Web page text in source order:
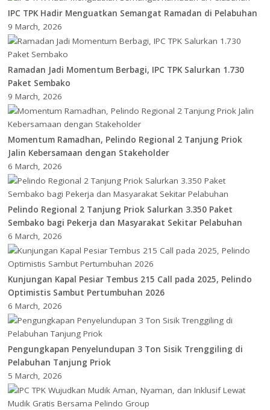
IPC TPK Hadir Menguatkan Semangat Ramadan di Pelabuhan
9 March, 2026
Ramadan Jadi Momentum Berbagi, IPC TPK Salurkan 1.730
Paket Sembako
9 March, 2026
Momentum Ramadhan, Pelindo Regional 2 Tanjung Priok
Jalin Kebersamaan dengan Stakeholder
6 March, 2026
Pelindo Regional 2 Tanjung Priok Salurkan 3.350 Paket
Sembako bagi Pekerja dan Masyarakat Sekitar Pelabuhan
6 March, 2026
Kunjungan Kapal Pesiar Tembus 215 Call pada 2025, Pelindo
Optimistis Sambut Pertumbuhan 2026
6 March, 2026
Pengungkapan Penyelundupan 3 Ton Sisik Trenggiling di
Pelabuhan Tanjung Priok
5 March, 2026